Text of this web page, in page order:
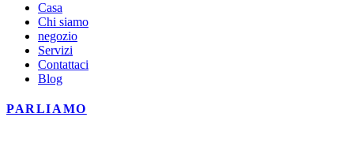
Casa
Chi siamo
negozio
Servizi
Contattaci
Blog
PARLIAMO